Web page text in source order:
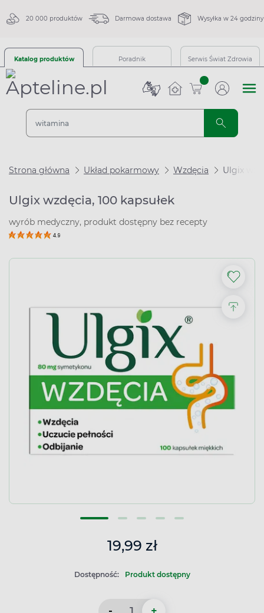
20 000 produktów Darmowa dostawa Wysyłka w 24 godziny
Katalog produktów Poradnik Serwis Świat Zdrowia
sztuk
Strona główna Układ pokarmowy Wzdęcia Ulgix
Ulgix wzdęcia, 100 kapsułek
wyrób medyczny, produkt dostępny bez recepty
4.9
19,99 zł
Dostępność: Produkt dostępny